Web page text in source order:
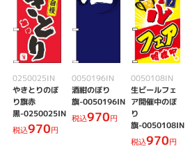
0250025IN
やきとりのぼ
り旗赤
黒-0250025IN
税込970円
0050196IN
酒紺のぼり
旗-0050196IN
税込970円
0050108IN
生ビールフェ
ア開催中のぼ
り
旗-0050108IN
税込970円